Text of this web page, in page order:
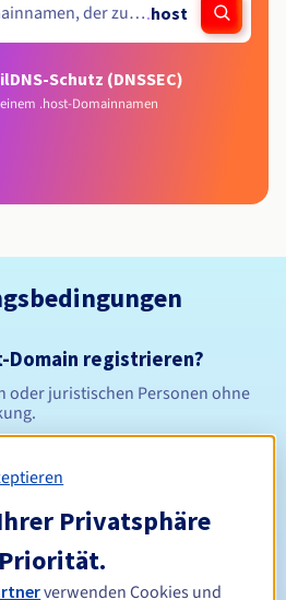
.host
DNS-Schutz (DNSSEC)
.host-Domainnamen
Domain registrieren?
oder juristischen Personen ohne
Zwischen 1 und 10 Jahren
Privatsphäre
verwenden Cookies und